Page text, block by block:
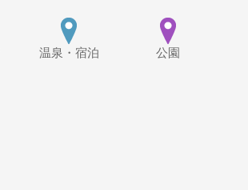
温泉・宿泊 公園